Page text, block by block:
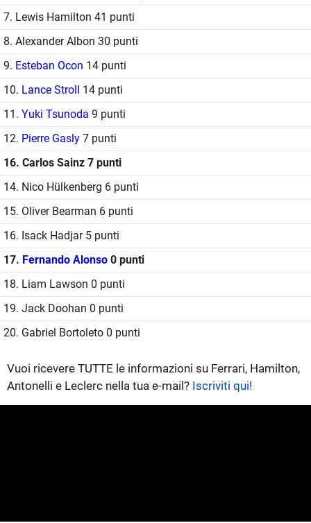
7. Lewis Hamilton 41 punti
8. Alexander Albon 30 punti
9. Esteban Ocon 14 punti
10. Lance Stroll 14 punti
11. Yuki Tsunoda 9 punti
12. Pierre Gasly 7 punti
16. Carlos Sainz 7 punti
14. Nico Hülkenberg 6 punti
15. Oliver Bearman 6 punti
16. Isack Hadjar 5 punti
17. Fernando Alonso 0 punti
18. Liam Lawson 0 punti
19. Jack Doohan 0 punti
20. Gabriel Bortoleto 0 punti
Vuoi ricevere TUTTE le informazioni su Ferrari, Hamilton,
Antonelli e Leclerc nella tua e-mail? Iscriviti qui!